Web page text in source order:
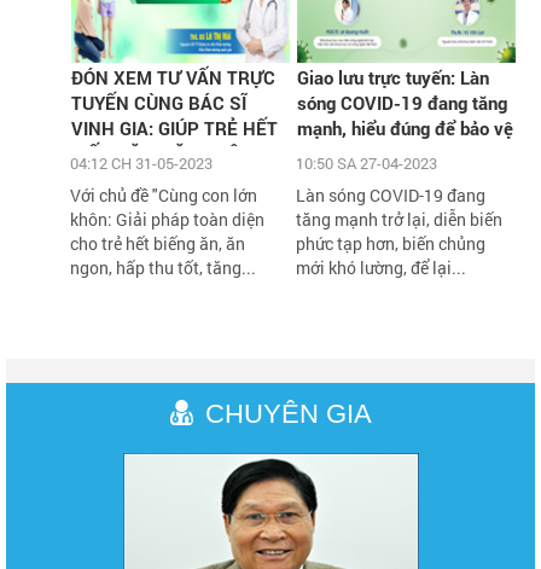
ĐÓN XEM TƯ VẤN TRỰC
TUYẾN CÙNG BÁC SĨ
VINH GIA: GIÚP TRẺ HẾT
BIẾNG ĂN, TĂNG CÂN,
HÀNG NGÀN QUÀ TẶNG
H
04:12 CH 31-05-2023
Với chủ đề "Cùng con lớn
khôn: Giải pháp toàn diện
cho trẻ hết biếng ăn, ăn
ngon, hấp thu tốt, tăng...
Giao lưu trực tuyến: Làn
sóng COVID-19 đang tăng
mạnh, hiểu đúng để bảo vệ
sức khỏe an toàn
10:50 SA 27-04-2023
Làn sóng COVID-19 đang
tăng mạnh trở lại, diễn biến
phức tạp hơn, biến chủng
mới khó lường, để lại...
CHUYÊN GIA